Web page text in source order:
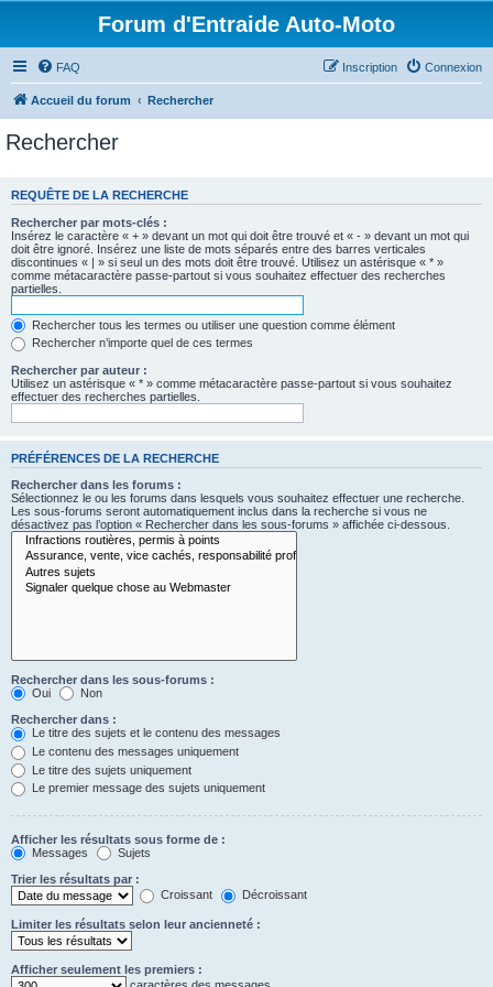
Forum d'Entraide Auto-Moto
FAQ Connexion
Inscription
Accueil du forum Rechercher
Rechercher
REQUÊTE DE LA RECHERCHE
Rechercher par mots-clés :
Insérez le caractère « + » devant un mot qui doit être trouvé et « - » devant un mot qui
doit être ignoré. Insérez une liste de mots séparés entre des barres verticales
discontinues « | » si seul un des mots doit être trouvé. Utilisez un astérisque « * »
comme métacaractère passe-partout si vous souhaitez effectuer des recherches
partielles.
Rechercher tous les termes ou utiliser une question comme élément
Rechercher n’importe quel de ces termes
Rechercher par auteur :
Utilisez un astérisque « * » comme métacaractère passe-partout si vous souhaitez
effectuer des recherches partielles.
PRÉFÉRENCES DE LA RECHERCHE
Rechercher dans les forums :
Sélectionnez le ou les forums dans lesquels vous souhaitez effectuer une recherche.
Les sous-forums seront automatiquement inclus dans la recherche si vous ne
désactivez pas l’option « Rechercher dans les sous-forums » affichée ci-dessous.
Rechercher dans les sous-forums :
Oui
Non
Rechercher dans :
Le titre des sujets et le contenu des messages
Le contenu des messages uniquement
Le titre des sujets uniquement
Le premier message des sujets uniquement
Afficher les résultats sous forme de :
Messages
Sujets
Trier les résultats par :
Croissant
Décroissant
Limiter les résultats selon leur ancienneté :
Afficher seulement les premiers :